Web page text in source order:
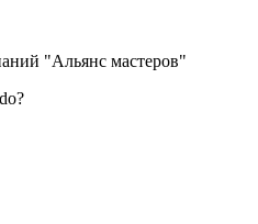
"Альянс мастеров"